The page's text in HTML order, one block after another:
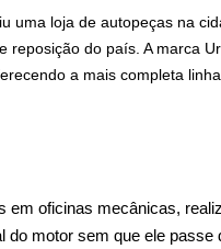
loja de autopeças na
do país. A marca
a mais completa
oficinas mecânicas,
motor sem que ele passe